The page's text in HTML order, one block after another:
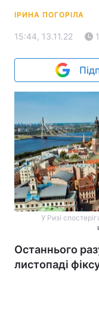
ІРИНА ПОГОРІЛА
15:44, 13.11.22
У Ризі
Останнього
листопаді